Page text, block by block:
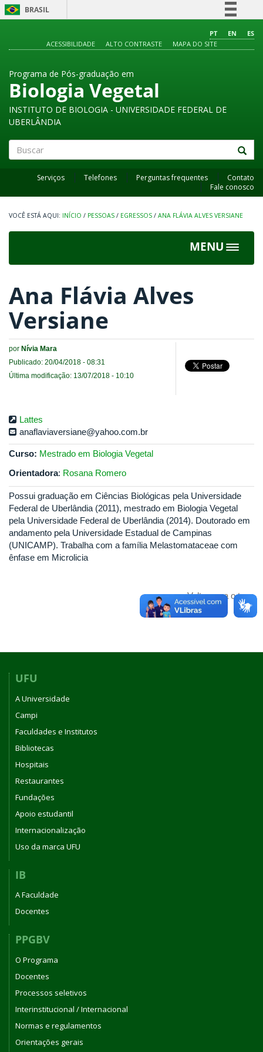
BRASIL
Comunica BR
Acesso à informação
PT EN
ES
ACESSIBILIDADE
ALTO CONTRASTE MAPA DO SITE
Programa de Pós-graduação em
Biologia Vegetal
INSTITUTO DE BIOLOGIA - UNIVERSIDADE FEDERAL DE
UBERLÂNDIA
Serviços Telefones Perguntas frequentes
Contato
Fale conosco
INÍCIO / PESSOAS / EGRESSOS / ANA FLÁVIA ALVES VERSIANE
MENU
Toggle
Ana Flávia Alves
Versiane
por Nívia Mara
Publicado: 20/04/2018 - 08:31
Última modificação: 13/07/2018 - 10:10
Lattes
anaflaviaversiane@yahoo.com.br
Curso: Mestrado em Biologia Vegetal
Orientadora: Rosana Romero
Possui graduação em Ciências Biológicas pela Universidade
Federal de Uberlândia (2011), mestrado em Biologia Vegetal
pela Universidade Federal de Uberlândia (2014). Doutorado em
andamento pela Universidade Estadual de Campinas
(UNICAMP). Trabalha com a família Melastomataceae com
ênfase em Microlicia
Voltar para o topo
UFU
A Universidade
Campi
Faculdades e Institutos
Bibliotecas
Hospitais
Restaurantes
Fundações
Apoio estudantil
Internacionalização
Uso da marca UFU
IB
A Faculdade
Docentes
PPGBV
O Programa
Docentes
Processos seletivos
Interinstitucional / Internacional
Normas e regulamentos
Orientações gerais